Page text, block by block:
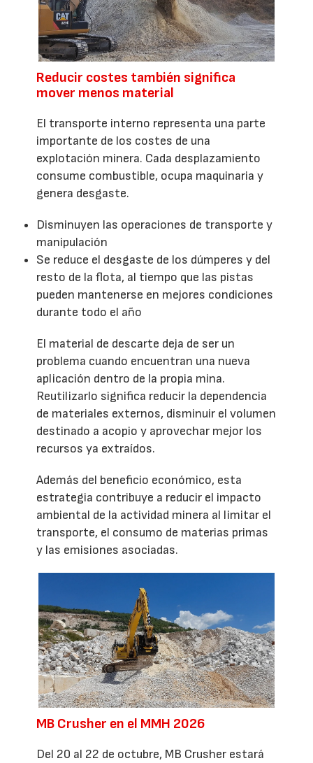
Reducir costes también significa
mover menos material
El transporte interno representa una parte
importante de los costes de una
explotación minera. Cada desplazamiento
consume combustible, ocupa maquinaria y
genera desgaste.
Disminuyen las operaciones de transporte y
manipulación
Se reduce el desgaste de los dúmperes y del
resto de la flota, al tiempo que las pistas
pueden mantenerse en mejores condiciones
durante todo el año
El material de descarte deja de ser un
problema cuando encuentran una nueva
aplicación dentro de la propia mina.
Reutilizarlo significa reducir la dependencia
de materiales externos, disminuir el volumen
destinado a acopio y aprovechar mejor los
recursos ya extraídos.
Además del beneficio económico, esta
estrategia contribuye a reducir el impacto
ambiental de la actividad minera al limitar el
transporte, el consumo de materias primas
y las emisiones asociadas.
MB Crusher en el MMH 2026
Del 20 al 22 de octubre, MB Crusher estará